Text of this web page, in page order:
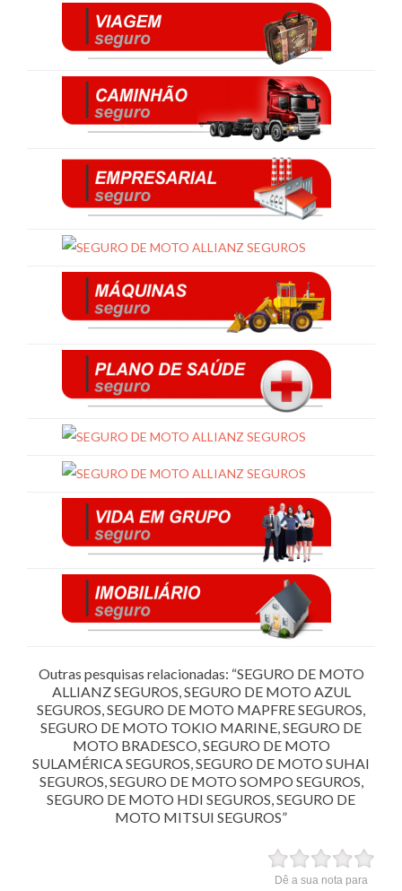
Outras pesquisas relacionadas: “SEGURO DE MOTO
ALLIANZ SEGUROS, SEGURO DE MOTO AZUL
SEGUROS, SEGURO DE MOTO MAPFRE SEGUROS,
SEGURO DE MOTO TOKIO MARINE, SEGURO DE
MOTO BRADESCO, SEGURO DE MOTO
SULAMÉRICA SEGUROS, SEGURO DE MOTO SUHAI
SEGUROS, SEGURO DE MOTO SOMPO SEGUROS,
SEGURO DE MOTO HDI SEGUROS, SEGURO DE
MOTO MITSUI SEGUROS”
Dê a sua nota para